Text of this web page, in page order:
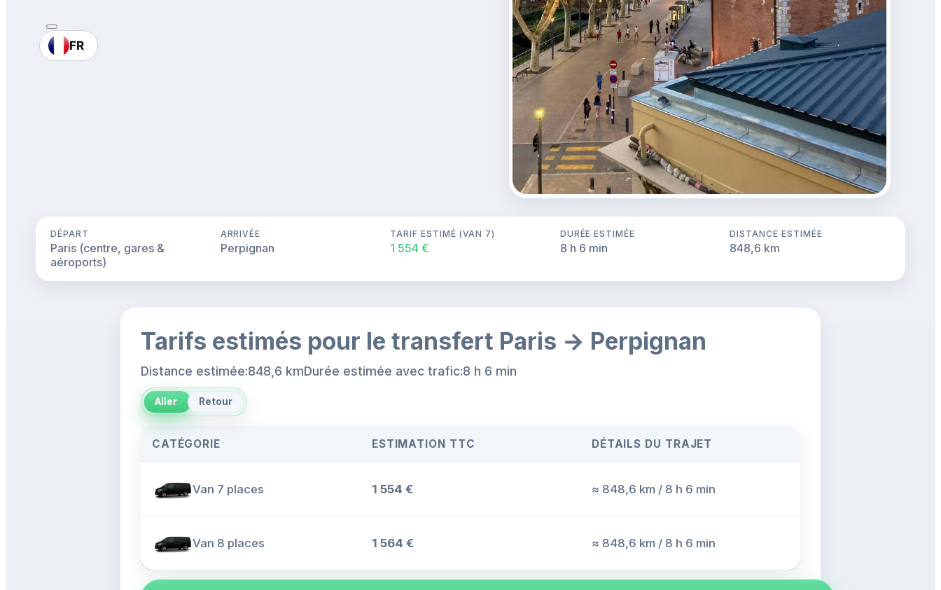
FR
DÉPART
Paris (centre, gares &
aéroports)
ARRIVÉE
Perpignan
TARIF ESTIMÉ (VAN 7)
1 554 €
DURÉE ESTIMÉE
8 h 6 min
DISTANCE ESTIMÉE
848,6 km
Tarifs estimés pour le transfert Paris → Perpignan
Distance estimée:848,6 kmDurée estimée avec trafic:8 h 6 min
Aller Retour
CATÉGORIE ESTIMATION TTC DÉTAILS DU TRAJET
Van 7 places 1 554 € ≈ 848,6 km / 8 h 6 min
Van 8 places 1 564 € ≈ 848,6 km / 8 h 6 min